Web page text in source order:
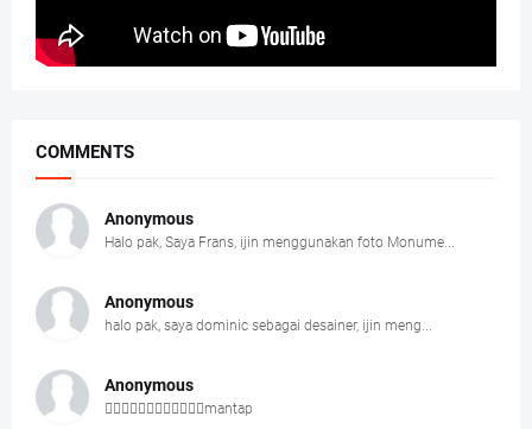
COMMENTS
Anonymous
Halo pak, Saya Frans, ijin menggunakan foto Monume...
Anonymous
halo pak, saya dominic sebagai desainer, ijin meng...
Anonymous
👍🏻👍🏻👍🏻👍🏻👍🏻👍🏻mantap